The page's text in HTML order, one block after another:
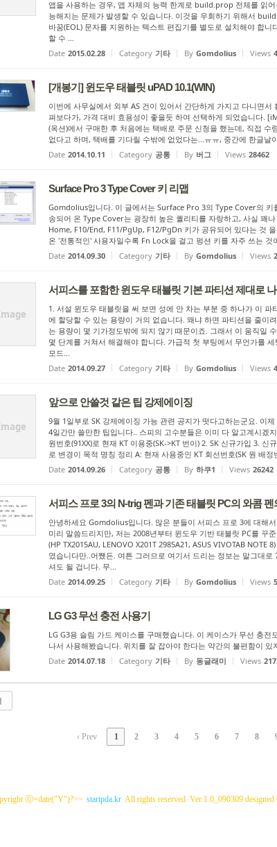
앱을 사용하는 경우, 앱 자체의 능력 한계로 build.prop 전체를 읽
능해지는 문제가 발생할 수 있습니다. 이것을 우회하기 위해서
바꿈(EOL) 문자를 지원하는 텍스트 편집기를 별도로 설치해야 합
할 수 ...
Date 2015.02.28 Category 기타 By Gomdolius Views
[개봉기] 윈도우 태블릿 uPAD 10.1(WIN)
이번에 사무실에서 외부 AS 건이 있어서 간단하게 가지고 다니면
펴보다가, 가격 대비 효용성이 좋을듯 하여 선택하게 되었습니다.
(옥션)에서 구매한 후 처음에는 택배로 주문 신청을 했는데, 직접
없다고 하며, 택배를 기다릴 수밖에 없었다는...ㅠㅠ, 중간에 한글날
Date 2014.10.11 Category 공통 By 버그 Views 28462
Surface Pro 3 Type Cover 키 리맵
Gomdolius입니다. 이 글에서는 Surface Pro 3의 Type Cover의
송되어 온 Type Cover는 굉장히 높은 퀄리티를 자랑하고, 사실 꽤
Home, F10/End, F11/PgUp, F12/PgDn 키가 공유되어 있다는 것
온 '전통적인' 사용자일수록 Fn Lock을 걸고 펑션 키를 자주 쓰는
Date 2014.09.30 Category 기타 By Gomdolius Views
서피스를 포함한 윈도우 태블릿 기본 파티션 제대로
1. 서설 윈도우 태블릿을 써 보면 성에 안 차는 부분 중 하나가 이
에 할당할 수 있는 용량이 거의 없습니다. 왜냐 하면 파티션을 줄이
는 용량이 몇 기가정도밖에 되지 않기 때문이죠. 그래서 이 움직일
몇 단계를 거쳐서 해결해야 합니다. 가급적 첫 부팅에서 무언가를
모드...
Date 2014.09.27 Category 기타 By Gomdolius Views
앞으로 안쓸것 같은 팁 강제에이징
9월 1일부로 SK 강제에이징 가능 관련 공지가 떳다고하는군요. 이
4일간만 쓸만한 팁입니다.. 스피의 고수분들은 이미 다 알고계시겠
원번호(91XX)로 현재 KT 이용중(SK->KT 번이) 2. SK 신규가입 3.
로 변경이 목적 명칭 정리 A: 현재 사용중인 KT 회선번호(SK 원 배정
Date 2014.09.26 Category 공통 By 하쿠1 Views 26242
서피스 프로 3의 N-trig 펜과 기존 태블릿 PC의 와콤
안녕하세요 Gomdolius입니다. 많은 분들이 서피스 프로 3에 대해
미리 말씀드리지만, 저는 2008년부터 윈도우 기반 태블릿 PC를 꾸
(HP TX2015AU, LENOVO X201T 2985A21, ASUS VIVOTAB
였습니다만..어쩄든. 여튼 그러므로 여기서 드리는 정보는 말그대
셔도 될 겁니다. 무...
Date 2014.09.25 Category 기타 By Gomdolius Views
LG G3 무선 충전 사용기
LG G3용 슬림 가드 케이스를 구매했습니다. 이 케이스가 무선 충
나서 사용해봤습니다. 위치를 잘 잡아야 한다는 약간의 불편함이 있
Date 2014.07.18 Category 기타 By 동글래미 Views
‹ Prev 1 2 3 4 5 6 7 8
ⓒ=date("Y")?>~ startpda.kr All rights reserved. Ver 1.0_090309 designed